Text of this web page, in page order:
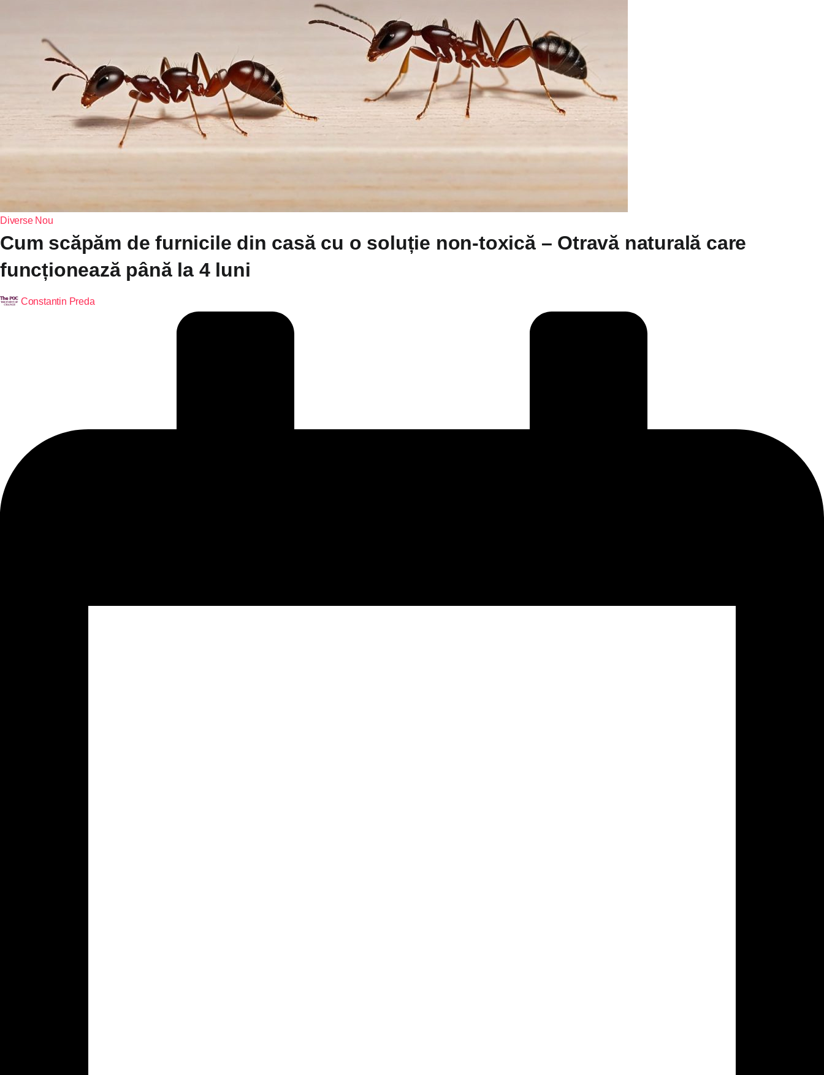
Diverse Nou
Cum scăpăm de furnicile din casă cu o soluție non-toxică – Otravă naturală care
funcționează până la 4 luni
Constantin Preda